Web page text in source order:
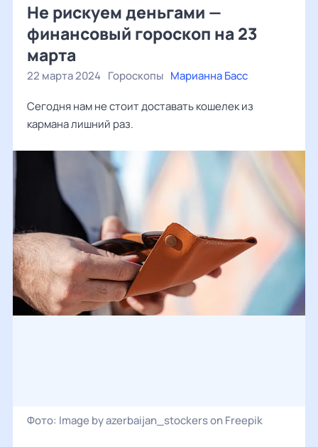
Не рискуем деньгами —
финансовый гороскоп на 23
марта
22 марта 2024 Гороскопы Марианна Басс
Сегодня нам не стоит доставать кошелек из
кармана лишний раз.
Фото: Image by azerbaijan_stockers on Freepik